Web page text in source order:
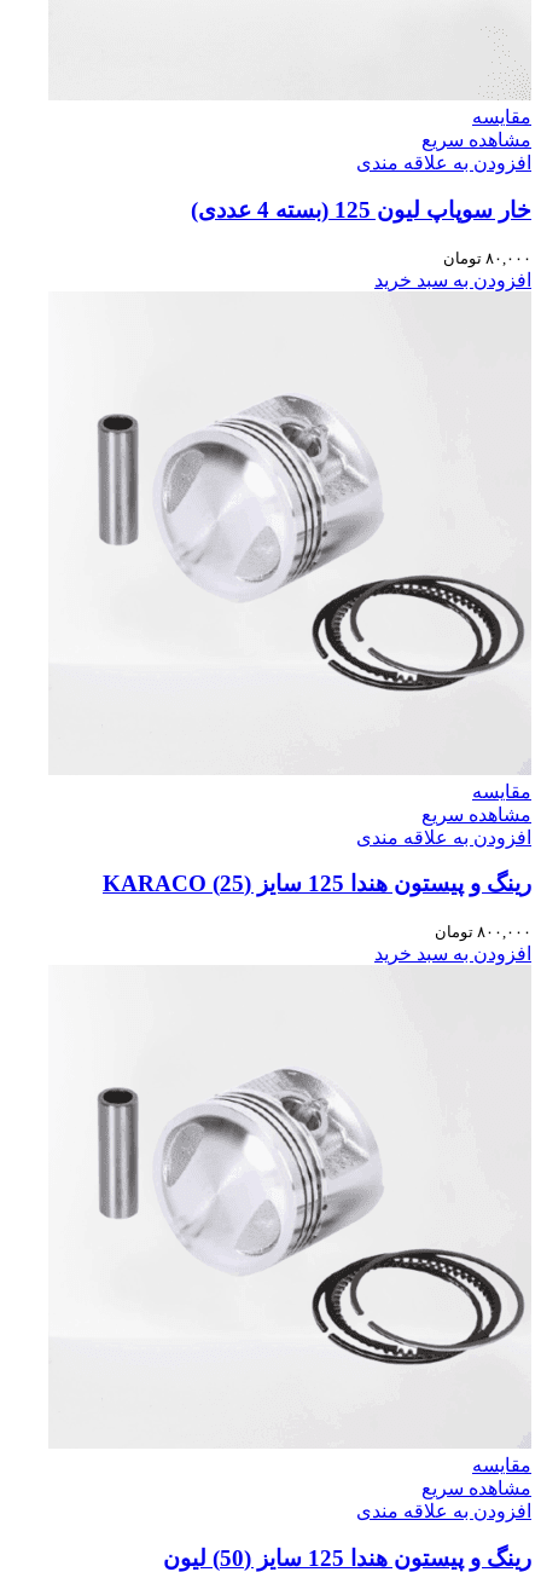
مقایسه
مشاهده سریع
افزودن به علاقه مندی
خار سوپاپ لیون 125 (بسته 4 عددی)
۸۰,۰۰۰ تومان
افزودن به سبد خرید
مقایسه
مشاهده سریع
افزودن به علاقه مندی
رینگ و پیستون هندا 125 سایز (25) KARACO
۸۰۰,۰۰۰ تومان
افزودن به سبد خرید
مقایسه
مشاهده سریع
افزودن به علاقه مندی
رینگ و پیستون هندا 125 سایز (50) لیون